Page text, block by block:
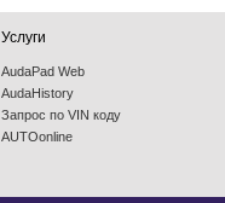
Услуги
AudaPad Web
AudaHistory
Запрос по VIN коду
AUTOonline